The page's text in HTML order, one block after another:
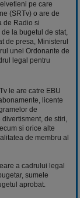
pe care
(SRTv) o are de
de Radio si
la bugetul de stat,
de presa, Ministerul
unei Ordonante de
legal pentru
le are catre EBU
licente
de
de stiri,
si orice alte
de membru al
a cadrului legal
sumele
aprobat.